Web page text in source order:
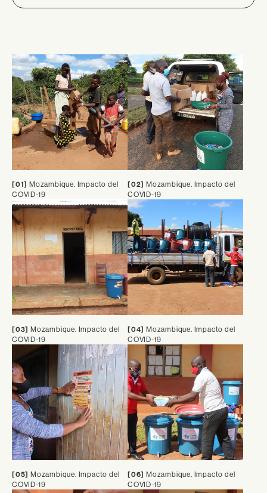
[01] Mozambique. Impacto del
COVID-19
[02] Mozambique. Impacto del
COVID-19
[03] Mozambique. Impacto del
COVID-19
[04] Mozambique. Impacto del
COVID-19
[05] Mozambique. Impacto del
COVID-19
[06] Mozambique. Impacto del
COVID-19